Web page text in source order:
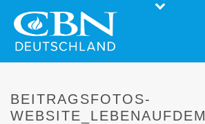
BEITRAGSFOTOS-